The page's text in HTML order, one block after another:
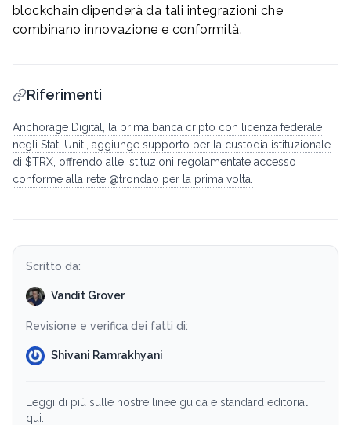
blockchain dipenderà da tali integrazioni che
combinano innovazione e conformità.
Riferimenti
Anchorage Digital, la prima banca cripto con licenza federale
negli Stati Uniti, aggiunge supporto per la custodia istituzionale
di $TRX, offrendo alle istituzioni regolamentate accesso
conforme alla rete @trondao per la prima volta.
Scritto da:
Vandit Grover
Revisione e verifica dei fatti di:
Shivani Ramrakhyani
Leggi di più sulle nostre linee guida e standard editoriali
qui.